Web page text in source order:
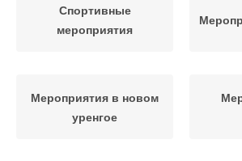
Спортивные
мероприятия
Мероприятия в новом
уренгое